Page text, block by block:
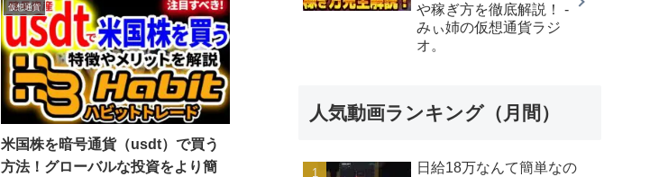
仮想通貨
米国株を暗号通貨（usdt）で買う
方法！グローバルな投資をより簡
や稼ぎ方を徹底解説！ -
みぃ姉の仮想通貨ラジ
オ。
人気動画ランキング（月間）
日給18万なんて簡単なの